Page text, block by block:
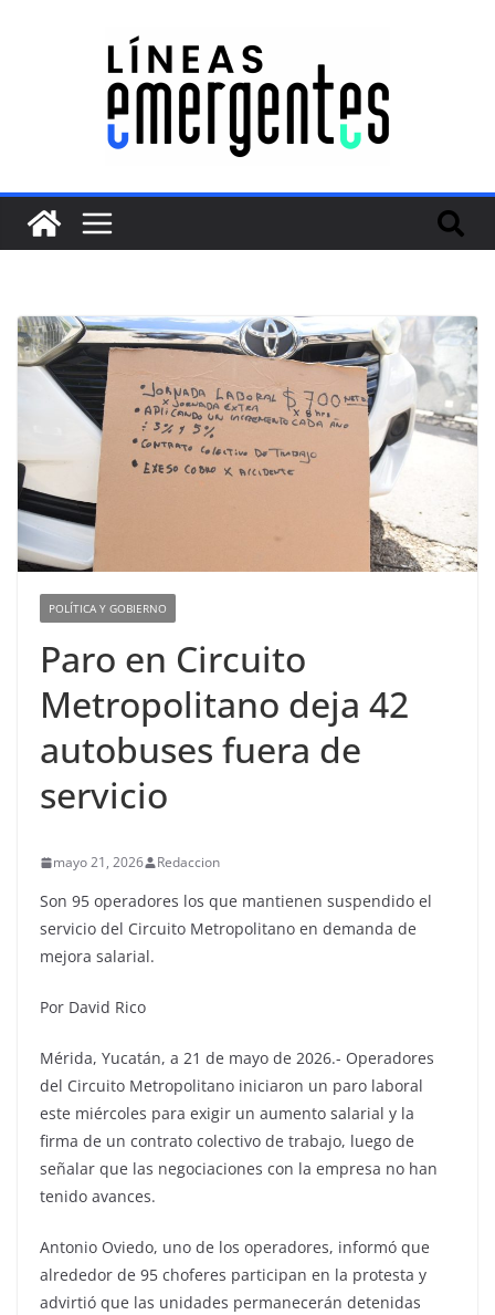
POLÍTICA Y GOBIERNO
Paro en Circuito
Metropolitano deja 42
autobuses fuera de
servicio
mayo 21, 2026 Redaccion
Son 95 operadores los que mantienen suspendido el
servicio del Circuito Metropolitano en demanda de
mejora salarial.
Por David Rico
Mérida, Yucatán, a 21 de mayo de 2026.- Operadores
del Circuito Metropolitano iniciaron un paro laboral
este miércoles para exigir un aumento salarial y la
firma de un contrato colectivo de trabajo, luego de
señalar que las negociaciones con la empresa no han
tenido avances.
Antonio Oviedo, uno de los operadores, informó que
alrededor de 95 choferes participan en la protesta y
advirtió que las unidades permanecerán detenidas